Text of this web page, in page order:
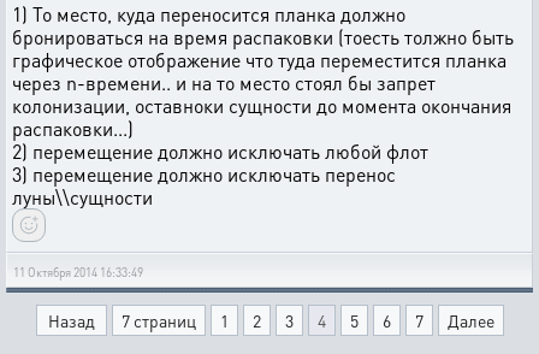
1) То место, куда переносится планка должно
бронироваться на время распаковки (тоесть толжно быть
графическое отображение что туда переместится планка
через n-времени.. и на то место стоял бы запрет
колонизации, оставноки сущности до момента окончания
распаковки...)
2) перемещение должно исключать любой флот
3) перемещение должно исключать перенос
луны\\сущности
11 Октября 2014 16:33:49
Назад 7 страниц 1 2 3 4 5 6 7 Далее